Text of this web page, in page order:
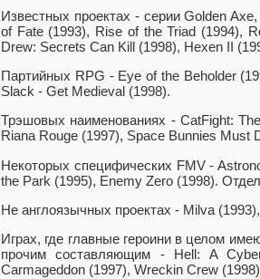
Известных проектах - серии Golden
of Fate (1993), Rise of the Triad (1994),
Drew: Secrets Can Kill (1998), Hexen II
Партийных RPG - Eye of the Beholder
Slack - Get Medieval (1998).
Трэшовых наименованиях - CatFight:
Riana Rouge (1997), Space Bunnies Must
Некоторых специфических FMV -
the Park (1995), Enemy Zero (1998).
Не англоязычных проектах - Milva
Играх, где главные героини в целом
прочим составляющим - Hell: A
Carmageddon (1997), Wreckin Crew